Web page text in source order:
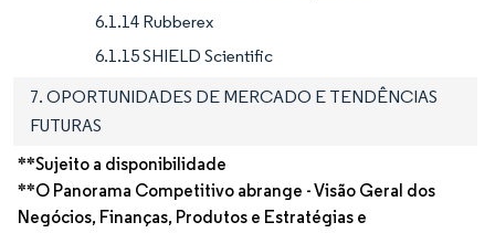
6.1.14 Rubberex
6.1.15 SHIELD Scientific
7. OPORTUNIDADES DE MERCADO E TENDÊNCIAS
FUTURAS
**Sujeito a disponibilidade
**O Panorama Competitivo abrange - Visão Geral dos
Negócios, Finanças, Produtos e Estratégias e